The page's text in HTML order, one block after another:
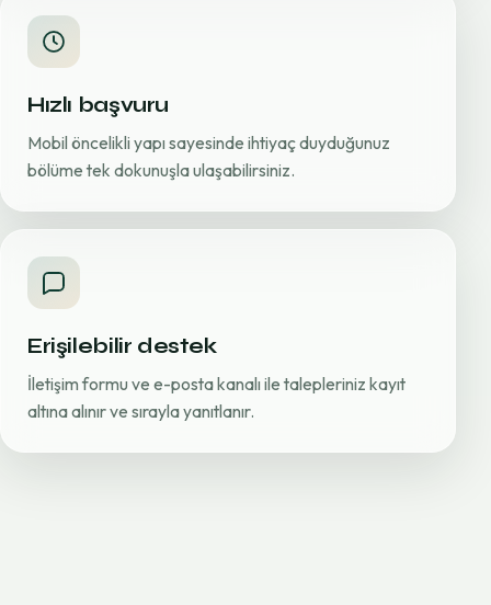
Hızlı başvuru
Mobil öncelikli yapı sayesinde ihtiyaç duyduğunuz
bölüme tek dokunuşla ulaşabilirsiniz.
Erişilebilir destek
İletişim formu ve e-posta kanalı ile talepleriniz kayıt
altına alınır ve sırayla yanıtlanır.